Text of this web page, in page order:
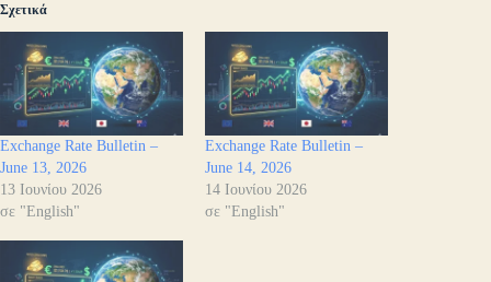
Σχετικά
Exchange Rate Bulletin –
June 13, 2026
13 Ιουνίου 2026
σε "English"
Exchange Rate Bulletin –
June 14, 2026
14 Ιουνίου 2026
σε "English"